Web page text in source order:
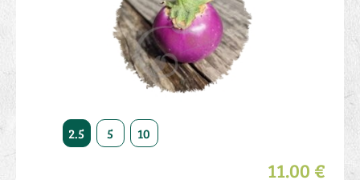
2.5 5 10
11.00 €